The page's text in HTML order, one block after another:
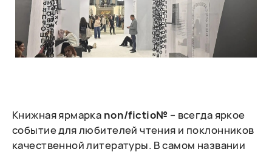
Книжная ярмарка non/fictio№ – всегда яркое
событие для любителей чтения и поклонников
качественной литературы. В самом названии